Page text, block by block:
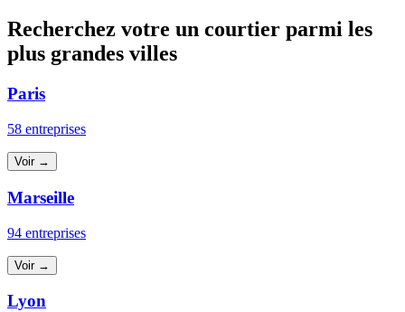
Recherchez votre un courtier parmi les
plus grandes villes
Paris
58 entreprises
Voir →
Marseille
94 entreprises
Voir →
Lyon